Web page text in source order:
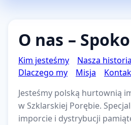
Strona główna
Produkty
Dostawy
Projekty AI
O nas –
Kim jesteśmy Nasza historia
Dlaczego my
Misja
Jesteśmy polską hurtownią
w Szklarskiej Porębie.
imporcie i dystrybucji